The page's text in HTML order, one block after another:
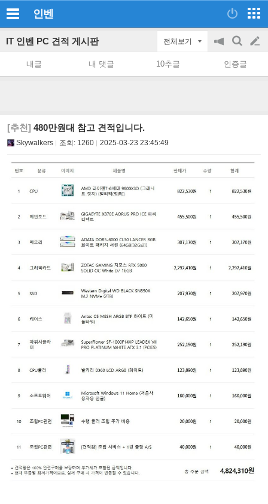
인벤
IT 인벤 PC 견적 게시판 전체보기
공
on/off
검
색
글
쓰
내글 내 댓글 10추글 인증글
[추천] 480만원대 참고 견적입니다.
Skywalkers 조회: 1260 2025-03-23 23:45:49